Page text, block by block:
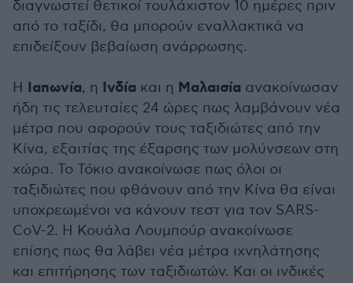
διαγνωστεί θετικοί τουλάχιστον 10 ημέρες πριν
από το ταξίδι, θα μπορούν εναλλακτικά να
επιδείξουν βεβαίωση ανάρρωσης.
Η Ιαπωνία, η Ινδία και η Μαλαισία ανακοίνωσαν
ήδη τις τελευταίες 24 ώρες πως λαμβάνουν νέα
μέτρα που αφορούν τους ταξιδιώτες από την
Κίνα, εξαιτίας της έξαρσης των μολύνσεων στη
χώρα. Το Τόκιο ανακοίνωσε πως όλοι οι
ταξιδιώτες που φθάνουν από την Κίνα θα είναι
υποχρεωμένοι να κάνουν τεστ για τον SARS-
CoV-2. Η Κουάλα Λουμπούρ ανακοίνωσε
επίσης πως θα λάβει νέα μέτρα ιχνηλάτησης
και επιτήρησης των ταξιδιωτών. Και οι ινδικές